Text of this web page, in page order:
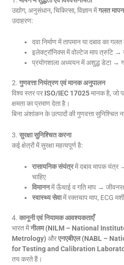
उद्योग, अनुसंधान, चिकित्सा, विज्ञान मेंगलत मापन
उदाहरण:
दवा निर्माण में तापमान या दबाव का
इलेक्ट्रॉनिक्स में वोल्टेज माप त्रुटि
प्रयोगशाला अध्ययन में अशुद्ध डेटा →
2. गुणवत्ता नियंत्रण एवं मानक अनुपालन
विश्व स्तर पर ISO/IEC 17025मानक है, जो
क्षमता का प्रमाण देता है।
बिना अंशांकन के उत्पादों की गुणवत्ता सुनिश्चित
3. सुरक्षा सुनिश्चित करना
कई क्षेत्रों में सुरक्षा महत्वपूर्ण है:
रासायनिक संयंत्रमें दबाव मापक यंत्र
चाहिए
विमाननमें ऊँचाई व गति माप →
स्वास्थ्य सेवामें रक्तचाप माप, ECG
4. कानूनी एवं नियामक आवश्यकताएँ
भारत मेंनीलम (NILM – National
Metrology) औरएनएबीएल (NABL –
for Testing and Calibration
तय करते हैं।